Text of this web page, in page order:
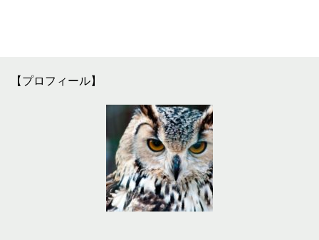
【プロフィール】